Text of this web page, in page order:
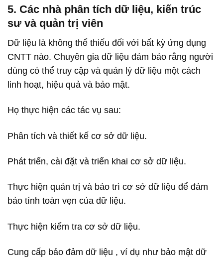
5. Các nhà phân tích dữ liệu, kiến trúc
sư và quản trị viên
Dữ liệu là không thể thiếu đối với bất kỳ ứng dụng
CNTT nào. Chuyên gia dữ liệu đảm bảo rằng người
dùng có thể truy cập và quản lý dữ liệu một cách
linh hoạt, hiệu quả và bảo mật.
Họ thực hiện các tác vụ sau:
Phân tích và thiết kế cơ sở dữ liệu.
Phát triển, cài đặt và triển khai cơ sở dữ liệu.
Thực hiện quản trị và bảo trì cơ sở dữ liệu để đảm
bảo tính toàn vẹn của dữ liệu.
Thực hiện kiểm tra cơ sở dữ liệu.
Cung cấp bảo đảm dữ liệu , ví dụ như bảo mật dữ